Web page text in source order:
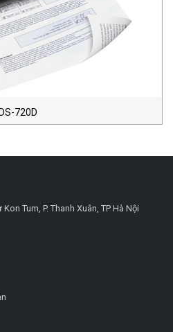
DS-720D
Tum, P. Thanh Xuân, TP Hà Nội